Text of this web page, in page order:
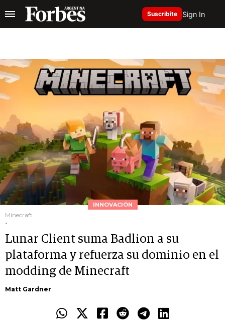
Suscribite Sign In
INNOVACIÓN
Minecraft
-
Lunar Client suma Badlion a su
plataforma y refuerza su dominio en el
modding de Minecraft
Matt Gardner